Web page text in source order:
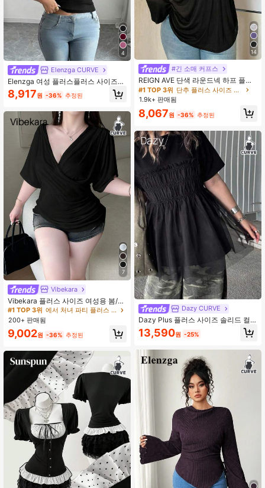
4
Elenzga CURVE
Elenzga 여성 플러스플러스 사이즈
우아한 컬러 블록 칼라 스플라이싱 피
팅 스트레치 캐주얼 다용도 패션 디자
신상품
8,917원 -36% 추정된
7
Vibekara
Vibekara 플러스 사이즈 여성용 봄/여
름 신상 화이트 크로스 플리츠 브이넥
루즈핏 반팔 상의, 허리 조임 우아한
티셔츠, 일상복, 사무실, 개학, 추수감
사절, 휴가, 개회식, 생일 파티, 음악 축
제, 발렌타인 데이, 봄/여름 의상 + 코
첼라/음악 축제/파티에 적합
#1 TOP 3위
에서 처녀 파티 플러스 사이즈 탑
200+ 판매됨
9,002원 -36% 추정된
14
#긴 소매 커프스
REIGN AVE 단색 라운드넥 하프 플래
킷 긴팔 티셔츠, 봄/여름
#1 TOP 3위
단추 플러스 사이즈 티셔츠
1.9k+ 판매됨
8,067원 -36% 추정된
Dazy CURVE
Dazy Plus 플러스 사이즈 솔리드 컬
러 대비 메쉬 인형 블라우스 귀여운 풀
오버 반팔 티셔츠 봄 여름 가을용
13,590원 -25%